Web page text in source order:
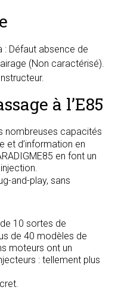
Défaut absence de
(Non caractérisé).
à l’E85
nombreuses capacités
et d’information en
en font un
and-play, sans
10 sortes de
de 40 modèles de
moteurs ont un
: tellement plus